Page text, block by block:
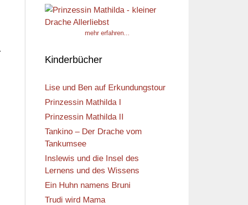
mehr erfahren...
Kinderbücher
Lise und Ben auf Erkundungstour
Prinzessin Mathilda I
Prinzessin Mathilda II
Tankino – Der Drache vom
Tankumsee
Inslewis und die Insel des
Lernens und des Wissens
Ein Huhn namens Bruni
Trudi wird Mama